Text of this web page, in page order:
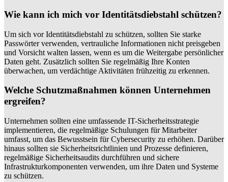
Wie kann ich mich vor Identitätsdiebstahl schützen?
Um sich vor Identitätsdiebstahl zu schützen, sollten Sie starke
Passwörter verwenden, vertrauliche Informationen nicht preisgeben
und Vorsicht walten lassen, wenn es um die Weitergabe persönlicher
Daten geht. Zusätzlich sollten Sie regelmäßig Ihre Konten
überwachen, um verdächtige Aktivitäten frühzeitig zu erkennen.
Welche Schutzmaßnahmen können Unternehmen
ergreifen?
Unternehmen sollten eine umfassende IT-Sicherheitsstrategie
implementieren, die regelmäßige Schulungen für Mitarbeiter
umfasst, um das Bewusstsein für Cybersecurity zu erhöhen. Darüber
hinaus sollten sie Sicherheitsrichtlinien und Prozesse definieren,
regelmäßige Sicherheitsaudits durchführen und sichere
Infrastrukturkomponenten verwenden, um ihre Daten und Systeme
zu schützen.